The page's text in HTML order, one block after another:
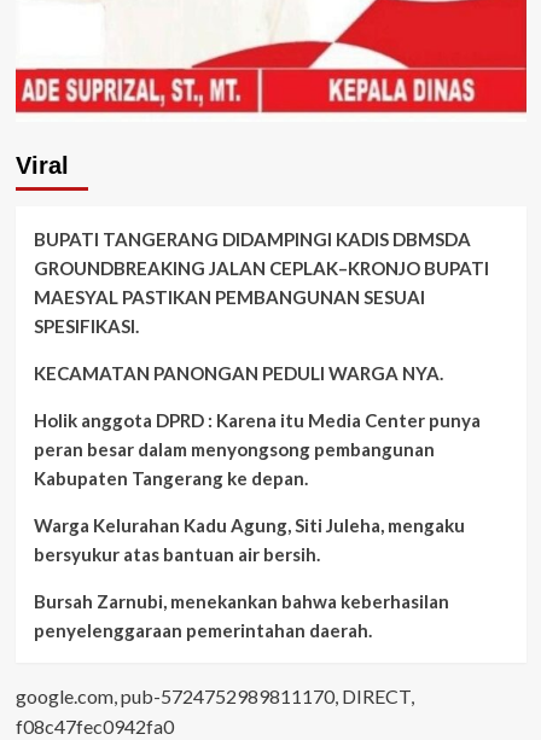
Viral
BUPATI TANGERANG DIDAMPINGI KADIS DBMSDA
GROUNDBREAKING JALAN CEPLAK–KRONJO BUPATI
MAESYAL PASTIKAN PEMBANGUNAN SESUAI
SPESIFIKASI.
KECAMATAN PANONGAN PEDULI WARGA NYA.
Holik anggota DPRD : Karena itu Media Center punya
peran besar dalam menyongsong pembangunan
Kabupaten Tangerang ke depan.
Warga Kelurahan Kadu Agung, Siti Juleha, mengaku
bersyukur atas bantuan air bersih.
Bursah Zarnubi, menekankan bahwa keberhasilan
penyelenggaraan pemerintahan daerah.
google.com, pub-5724752989811170, DIRECT,
f08c47fec0942fa0